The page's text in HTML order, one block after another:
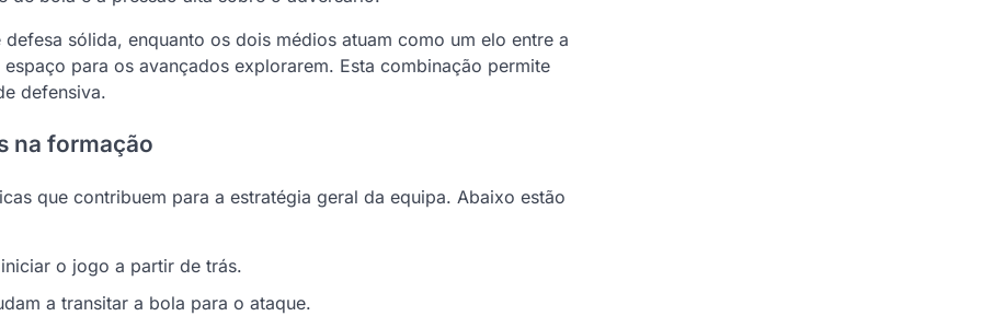
sólida, enquanto os dois médios atuam como um elo entre a
para os avançados explorarem. Esta combinação permite
defensiva.
na formação
que contribuem para a estratégia geral da equipa. Abaixo estão
o jogo a partir de trás.
a transitar a bola para o ataque.